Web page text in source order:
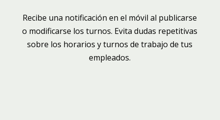
Recibe una notificación en el móvil al publicarse
o modificarse los turnos. Evita dudas repetitivas
sobre los horarios y turnos de trabajo de tus
empleados.